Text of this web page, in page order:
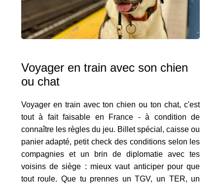
Voyager en train avec son chien
ou chat
Voyager en train avec ton chien ou ton chat, c'est
tout à fait faisable en France - à condition de
connaître les règles du jeu. Billet spécial, caisse ou
panier adapté, petit check des conditions selon les
compagnies et un brin de diplomatie avec tes
voisins de siège : mieux vaut anticiper pour que
tout roule. Que tu prennes un TGV, un TER, un